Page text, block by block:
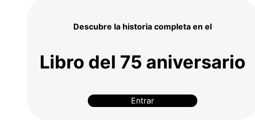
Descubre la historia completa en el
Libro del 75 aniversario
Entrar